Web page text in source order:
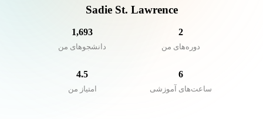
Sadie St. Lawrence
2
دوره‌های من
1,693
دانشجو‌های من
6
ساعت‌های آموزشی
4.5
امتیاز من